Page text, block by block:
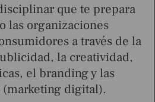
que te prepara
las organizaciones
a través de la
la creatividad,
el branding y las
(marketing digital).